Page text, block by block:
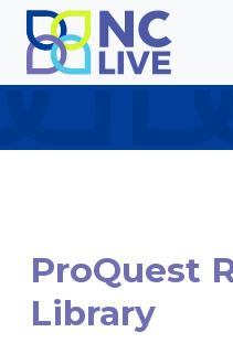
Skip to main content
ProQuest
Library